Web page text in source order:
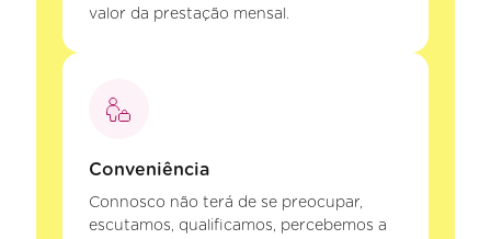
valor da prestação mensal.
Conveniência
Connosco não terá de se preocupar,
escutamos, qualificamos, percebemos a